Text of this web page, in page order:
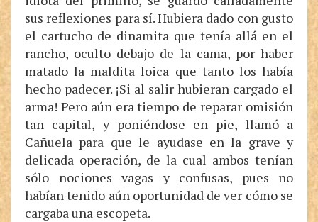
sus reflexiones para sí. Hubiera dado con gusto
el cartucho de dinamita que tenía allá en el
rancho, oculto debajo de la cama, por haber
matado la maldita loica que tanto los había
hecho padecer. ¡Si al salir hubieran cargado el
arma! Pero aún era tiempo de reparar omisión
tan capital, y poniéndose en pie, llamó a
Cañuela para que le ayudase en la grave y
delicada operación, de la cual ambos tenían
sólo nociones vagas y confusas, pues no
habían tenido aún oportunidad de ver cómo se
cargaba una escopeta.